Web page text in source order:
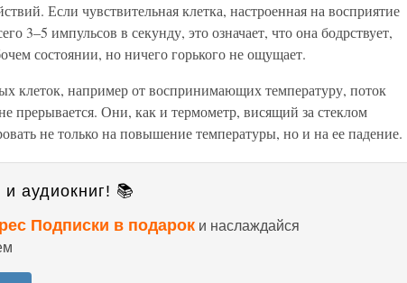
Если чувствительная клетка, настроенная на восприятие
3–5 импульсов в секунду, это означает, что она бодрствует,
состоянии, но ничего горького не ощущает.
клеток, например от воспринимающих температуру, поток
прерывается. Они, как и термометр, висящий за стеклом
не только на повышение температуры, но и на ее падение.
аудиокниг! 📚
Подписки в подарок и наслаждайся